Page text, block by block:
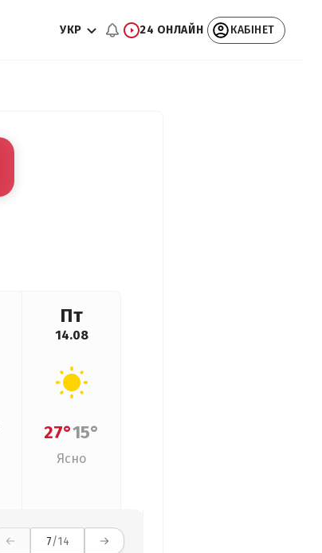
УКР 24 ОНЛАЙН КАБІНЕТ
Пт
14.08
27°15°
Ясно
7/14